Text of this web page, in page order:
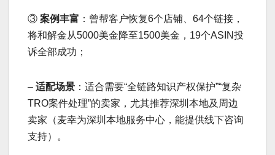
③ 案例丰富 ：曾帮客户恢复6个店铺、64个链接，
将和解金从5000美金降至1500美金，19个ASIN投
诉全部成功；
– 适配场景 ：适合需要“全链路知识产权保护”“复杂
TRO案件处理”的卖家，尤其推荐深圳本地及周边
卖家（麦幸为深圳本地服务中心，能提供线下咨询
支持）。